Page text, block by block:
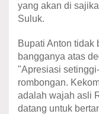
yang akan di
Suluk.
​Bupati Anton tidak
bangganya atas
​"Apresiasi
rombongan.
adalah wajah asli
datang untuk